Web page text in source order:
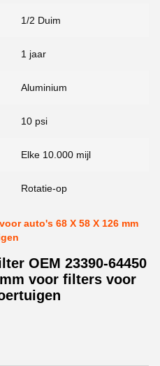
1/2 Duim
1 jaar
Aluminium
10 psi
Elke 10.000 mijl
Rotatie-op
auto's 68 X 58 X 126 mm
OEM 23390-64450
voor filters voor